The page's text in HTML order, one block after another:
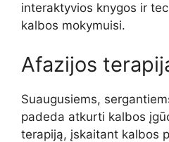
interaktyvios knygos ir
kalbos mokymuisi.
Afazijos
Suaugusiems,
padeda atkurti kalbos
terapiją, įskaitant kalbos